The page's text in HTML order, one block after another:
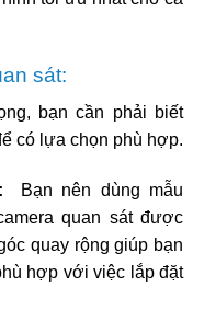
sát:
bạn cần phải biết
có lựa chọn phù hợp.
Bạn nên dùng mẫu
quan sát được
quay rộng giúp bạn
hợp với việc lắp đặt